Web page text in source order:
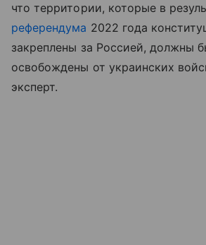
что территории, которые в
референдума 2022 года
закреплены за Россией, должны
освобождены от украинских
эксперт.